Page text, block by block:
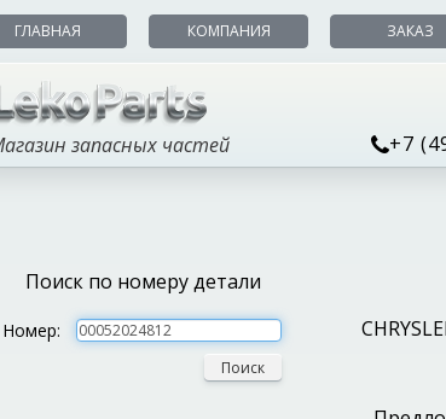
ГЛАВНАЯ КОМПАНИЯ ЗАКАЗ
запасных частей +7
Поиск по номеру детали
Номер:
Поиск